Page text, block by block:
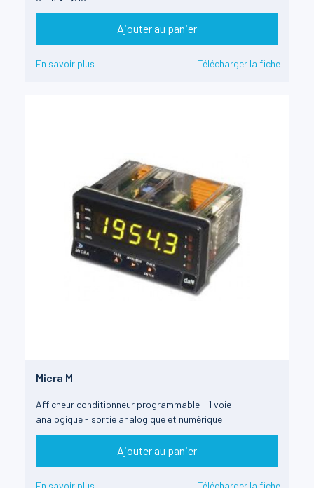
Ajouter au panier
En savoir plus Télécharger la fiche
Micra M
Afficheur conditionneur programmable - 1 voie
analogique - sortie analogique et numérique
Ajouter au panier
En savoir plus Télécharger la fiche